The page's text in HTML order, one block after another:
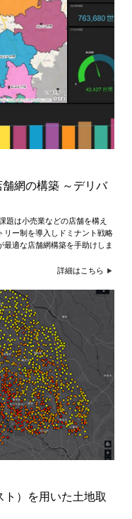
網の構築 ～デリバ
題は小売業などの店舗を構え
リー制を導入しドミナント戦略
適な店舗網構築を手助けしま
詳細はこちら
）を用いた土地取